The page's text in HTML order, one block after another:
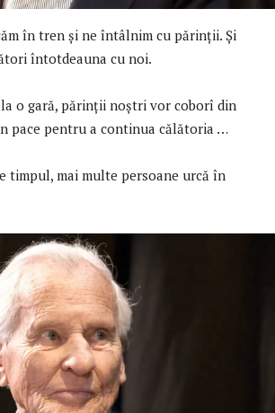
în tren și ne întâlnim cu părinții. Și
întotdeauna cu noi.
o gară, părinții noștri vor coborî din
pace pentru a continua călătoria …
timpul, mai multe persoane urcă în